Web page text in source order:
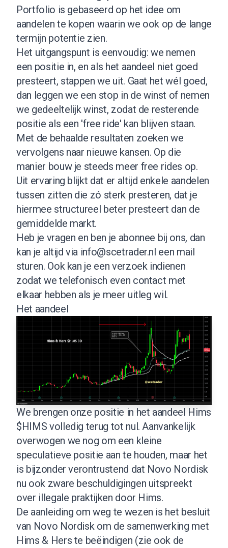
Portfolio is gebaseerd op het idee om
aandelen te kopen waarin we ook op de lange
termijn potentie zien.
Het uitgangspunt is eenvoudig: we nemen
een positie in, en als het aandeel niet goed
presteert, stappen we uit. Gaat het wél goed,
dan leggen we een stop in de winst of nemen
we gedeeltelijk winst, zodat de resterende
positie als een 'free ride' kan blijven staan.
Met de behaalde resultaten zoeken we
vervolgens naar nieuwe kansen. Op die
manier bouw je steeds meer free rides op.
Uit ervaring blijkt dat er altijd enkele aandelen
tussen zitten die zó sterk presteren, dat je
hiermee structureel beter presteert dan de
gemiddelde markt.
Heb je vragen en ben je abonnee bij ons, dan
kan je altijd via info@scetrader.nl een mail
sturen. Ook kan je een verzoek indienen
zodat we telefonisch even contact met
elkaar hebben als je meer uitleg wil.
Het aandeel
We brengen onze positie in het aandeel Hims
$HIMS volledig terug tot nul. Aanvankelijk
overwogen we nog om een kleine
speculatieve positie aan te houden, maar het
is bijzonder verontrustend dat Novo Nordisk
nu ook zware beschuldigingen uitspreekt
over illegale praktijken door Hims.
De aanleiding om weg te wezen is het besluit
van Novo Nordisk om de samenwerking met
Hims & Hers te beëindigen (zie ook de